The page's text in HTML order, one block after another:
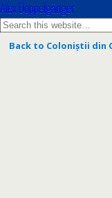
Alex Doppelgänger
Back to Coloniștii din